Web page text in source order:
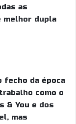
as
dupla
fecho da época
como o
& You e dos
mas